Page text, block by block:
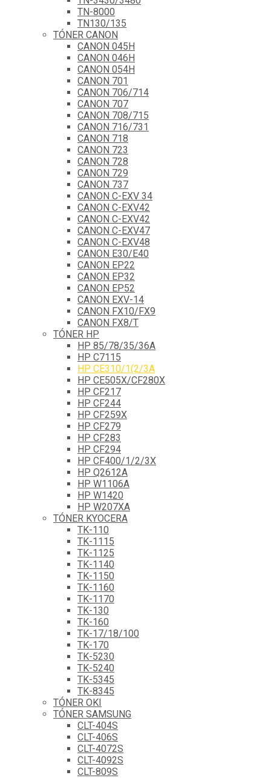
TN-8000
TN130/135
TÓNER CANON
CANON 045H
CANON 046H
CANON 054H
CANON 701
CANON 706/714
CANON 707
CANON 708/715
CANON 716/731
CANON 718
CANON 723
CANON 728
CANON 729
CANON 737
CANON C-EXV 34
CANON C-EXV42
CANON C-EXV42
CANON C-EXV47
CANON C-EXV48
CANON E30/E40
CANON EP22
CANON EP32
CANON EP52
CANON EXV-14
CANON FX10/FX9
CANON FX8/T
TÓNER HP
HP 85/78/35/36A
HP C7115
HP CE310/1(2/3A
HP CE505X/CF280X
HP CF217
HP CF244
HP CF259X
HP CF279
HP CF283
HP CF294
HP CF400/1/2/3X
HP Q2612A
HP W1106A
HP W1420
HP W207XA
TÓNER KYOCERA
TK-110
TK-1115
TK-1125
TK-1140
TK-1150
TK-1160
TK-1170
TK-130
TK-160
TK-17/18/100
TK-170
TK-5230
TK-5240
TK-5345
TK-8345
TÓNER OKI
TÓNER SAMSUNG
CLT-404S
CLT-406S
CLT-4072S
CLT-4092S
CLT-809S